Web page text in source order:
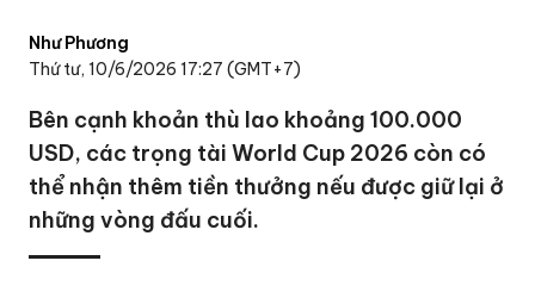
Như Phương
Thứ tư, 10/6/2026 17:27 (GMT+7)
Bên cạnh khoản thù lao khoảng 100.000
USD, các trọng tài World Cup 2026 còn có
thể nhận thêm tiền thưởng nếu được giữ lại ở
những vòng đấu cuối.